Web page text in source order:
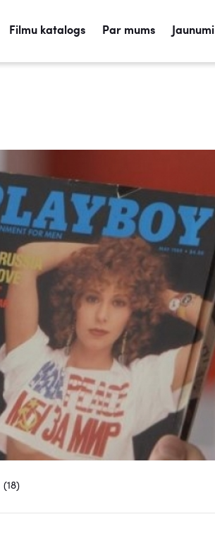
Filmu katalogs Par mums Jaunumi
(18)